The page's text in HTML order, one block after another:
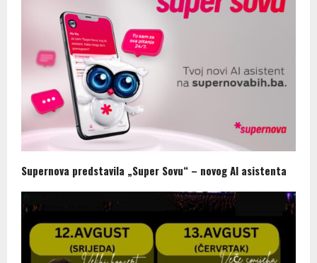
Supernova predstavila „Super Sovu“ – novog AI asistenta